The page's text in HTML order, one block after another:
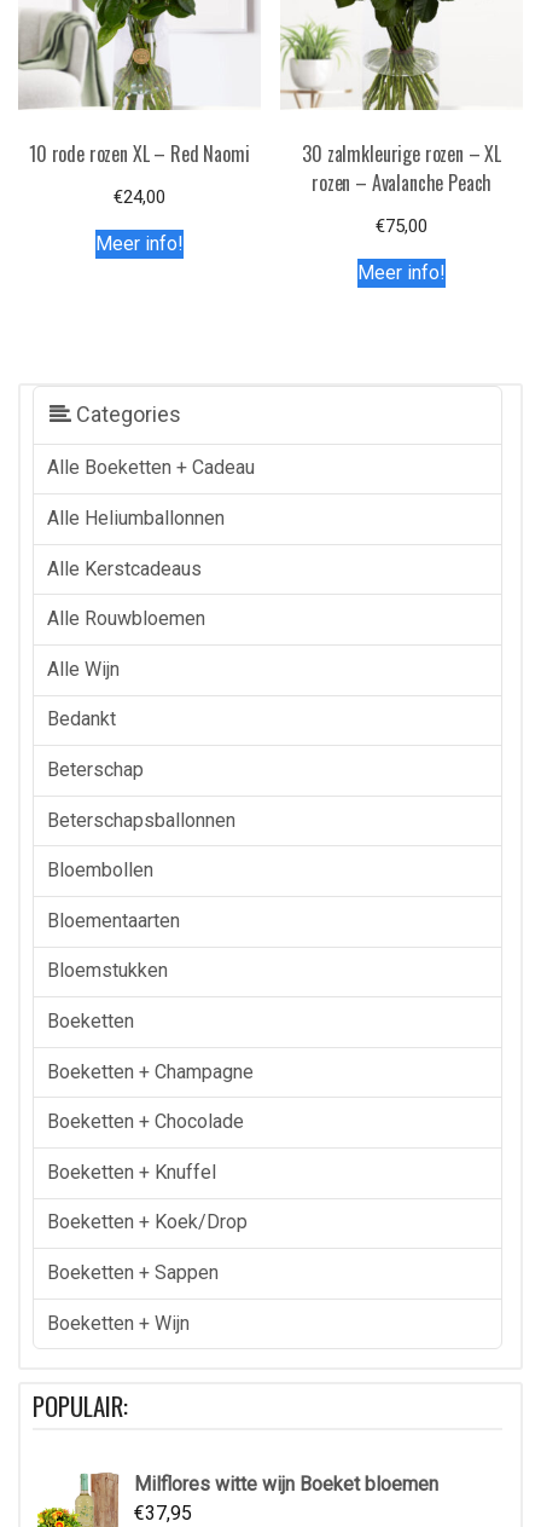
10 rode rozen XL – Red Naomi
€24,00
Meer info!
30 zalmkleurige rozen – XL
rozen – Avalanche Peach
€75,00
Meer info!
Categories
Alle Boeketten + Cadeau
Alle Heliumballonnen
Alle Kerstcadeaus
Alle Rouwbloemen
Alle Wijn
Bedankt
Beterschap
Beterschapsballonnen
Bloembollen
Bloementaarten
Bloemstukken
Boeketten
Boeketten + Champagne
Boeketten + Chocolade
Boeketten + Knuffel
Boeketten + Koek/drop
Boeketten + Sappen
Boeketten + Wijn
POPULAIR:
Milflores witte wijn Boeket bloemen
€37,95